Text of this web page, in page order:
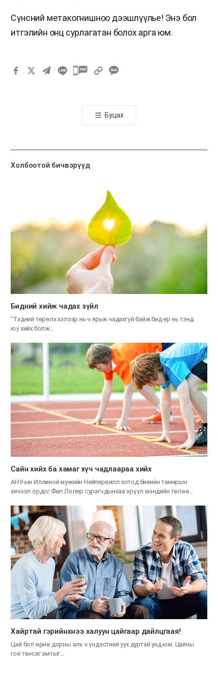
Сүнсний метакогнишноо дээшлүүлье! Энэ бол
итгэлийн онц сурлагатан болох арга юм.
카
톡
공
기
Буцах
Холбоотой бичвэрүүд
​Бидний хийж чадах зүйл
“Тэдний төрөлх хэлээр нь ч ярьж чадахгүй байж бид ер нь тэнд
юу хийх болж…
Сайн хийх ба хамаг хүч чадлаараа хийх
АНУ-ын Иллиной мужийн Нейпервилл хотод биеийн тамирын
хичээл ордог Фил Лолер сурагчдынхаа эрүүл мэндийн төлөө…
Хайртай гэрийнхнээ халуун цайгаар дайлцгаая!
Цай бол өрнө дорны аль ч үндэстний уух дуртай унд юм. Цайны
гоё тансаг амтыг…